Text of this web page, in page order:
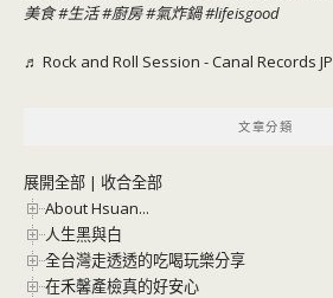
美食#生活#廚房#氣炸鍋#lifeisgood
♬ Rock and Roll Session - Canal Records JP
文章分類
展開全部 | 收合全部
About Hsuan...
人生黑與白
全台灣走透透的吃喝玩樂分享
在禾馨產檢真的好安心